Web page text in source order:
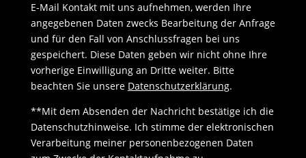
E-Mail Kontakt mit uns aufnehmen, werden Ihre
angegebenen Daten zwecks Bearbeitung der Anfrage
und für den Fall von Anschlussfragen bei uns
gespeichert. Diese Daten geben wir nicht ohne Ihre
vorherige Einwilligung an Dritte weiter. Bitte
beachten Sie unsere Datenschutzerklärung.
**Mit dem Absenden der Nachricht bestätige ich die
Datenschutzhinweise. Ich stimme der elektronischen
Verarbeitung meiner personenbezogenen Daten